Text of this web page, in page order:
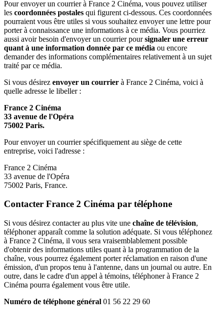
Pour envoyer un courrier à France 2 Cinéma, vous pouvez utiliser
les coordonnées postales qui figurent ci-dessous. Ces coordonnées
pourraient vous être utiles si vous souhaitez envoyer une lettre pour
porter à connaissance une informations à ce média. Vous pourriez
aussi avoir besoin d'envoyer un courrier poursignaler une erreur
quant à une information donnée par ce média ou encore
demander des informations complémentaires relativement à un sujet
traité par ce média.
Si vous désirez envoyer un courrier à France 2 Cinéma, voici à
quelle adresse le libeller :
France 2 Cinéma
33 avenue de l'Opéra
75002 Paris.
Pour envoyer un courrier spécifiquement au siège de cette
entreprise, voici l'adresse :
France 2 Cinéma
33 avenue de l'Opéra
75002 Paris, France.
Contacter France 2 Cinéma par téléphone
Si vous désirez contacter au plus vite une chaîne de télévision,
téléphoner apparaît comme la solution adéquate. Si vous téléphonez
à France 2 Cinéma, il vous sera vraisemblablement possible
d'obtenir des informations utiles quant à la programmation de la
chaîne, vous pourrez également porter réclamation en raison d'une
émission, d'un propos tenu à l'antenne, dans un journal ou autre. En
outre, dans le cadre d'un appel à témoins, téléphoner à France 2
Cinéma pourra également vous être utile.
Numéro de téléphone général 01 56 22 29 60